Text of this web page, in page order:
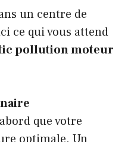
un centre de
ce qui vous attend
pollution moteur
que votre